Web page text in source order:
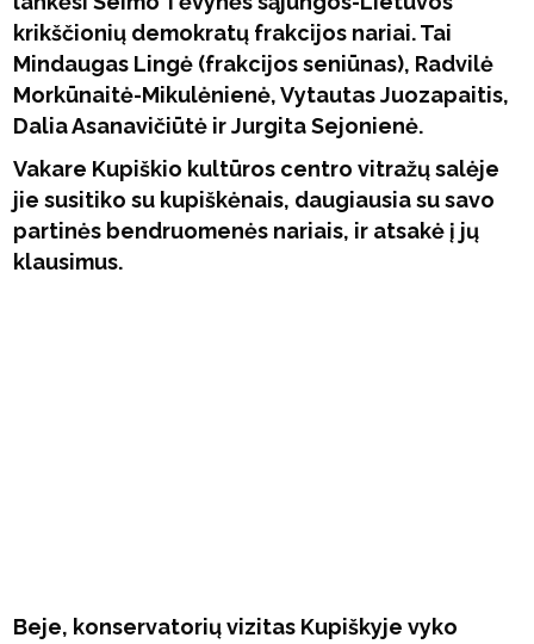
krikščionių demokratų frakcijos nariai. Tai
Mindaugas Lingė (frakcijos seniūnas), Radvilė
Morkūnaitė-Mikulėnienė, Vytautas Juozapaitis,
Dalia Asanavičiūtė ir Jurgita Sejonienė.
Vakare Kupiškio kultūros centro vitražų salėje
jie susitiko su kupiškėnais, daugiausia su savo
partinės bendruomenės nariais, ir atsakė į jų
klausimus.
Beje, konservatorių vizitas Kupiškyje vyko